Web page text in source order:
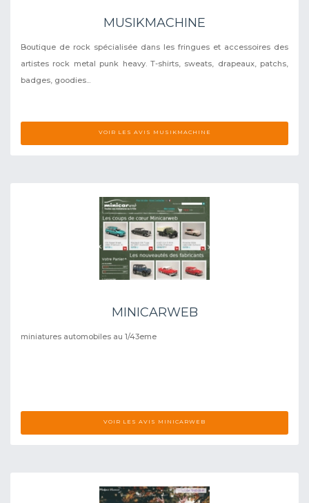
MUSIKMACHINE
Boutique de rock spécialisée dans les fringues et accessoires des
artistes rock metal punk heavy. T-shirts, sweats, drapeaux, patchs,
badges, goodies...
VOIR LES AVIS MUSIKMACHINE
MINICARWEB
miniatures automobiles au 1/43eme
VOIR LES AVIS MINICARWEB